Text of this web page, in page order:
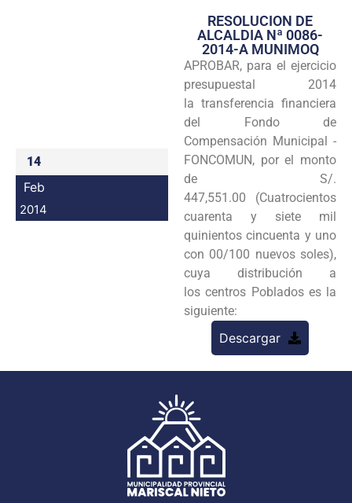
Transparencia
Seguridad
Programas
Intranet
14
Feb
2014
RESOLUCION DE
ALCALDIA Nª 0086-
2014-A MUNIMOQ
APROBAR, para el ejercicio
presupuestal 2014
la transferencia financiera
del Fondo de
Compensación Municipal -
FONCOMUN, por el monto
de S/.
447,551.00 (Cuatrocientos
cuarenta y siete mil
quinientos cincuenta y uno
con 00/100 nuevos soles),
cuya distribución a
loscentros Poblados es la
siguiente:
Descargar